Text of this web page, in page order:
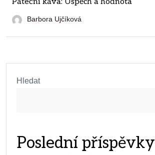
Barbora Ujčíková
Hledat
Poslední příspěvky